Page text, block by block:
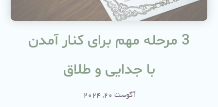
3 مرحله مهم برای کنار آمدن
با جدایی و طلاق
آگوست 20, 2024